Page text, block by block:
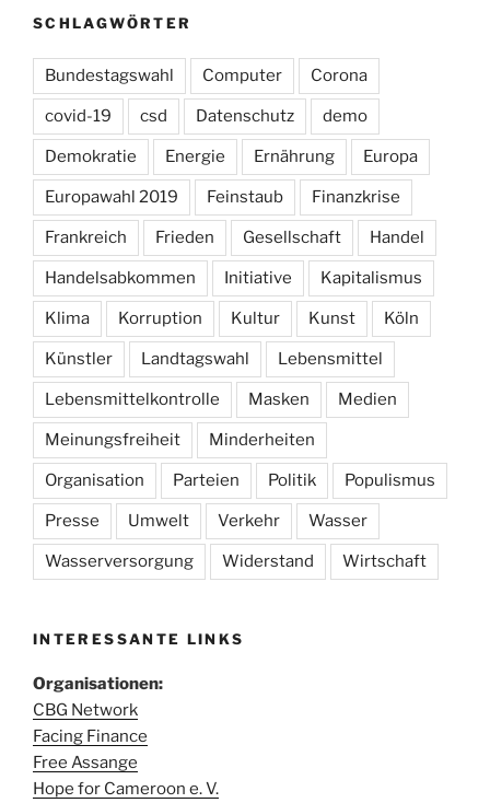
SCHLAGWÖRTER
Bundestagswahl Computer Corona
covid-19 csd Datenschutz demo
Demokratie Energie Ernährung Europa
Europawahl 2019 Feinstaub Finanzkrise
Frankreich Frieden Gesellschaft Handel
Handelsabkommen Initiative Kapitalismus
Klima Korruption Kultur Kunst Köln
Künstler Landtagswahl Lebensmittel
Lebensmittelkontrolle Masken Medien
Meinungsfreiheit Minderheiten
Organisation Parteien Politik Populismus
Presse Umwelt Verkehr Wasser
Wasserversorgung Widerstand Wirtschaft
INTERESSANTE LINKS
Organisationen:
CBG Network
Facing Finance
Free Assange
Hope for Cameroon e. V.